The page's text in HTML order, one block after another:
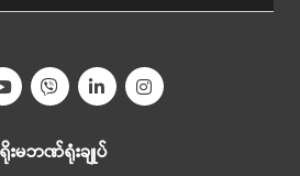
ရိုးမဘဏ်ရုံးချုပ်